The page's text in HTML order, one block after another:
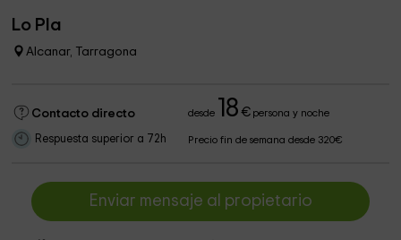
Lo Pla
Alcanar, Tarragona
Contacto directo desde 18 €persona y noche
Respuesta superior a 72h Precio fin de semana desde 320€
Enviar mensaje al propietario